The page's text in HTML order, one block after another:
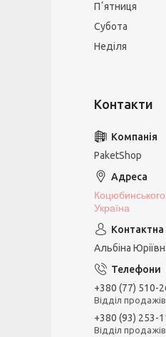
Пʼятниця
Субота
Неділя
PaketShop
Україна
Альбіна
+380 (77) 510-
Відділ продажів
+380 (93) 253-
Відділ продажів